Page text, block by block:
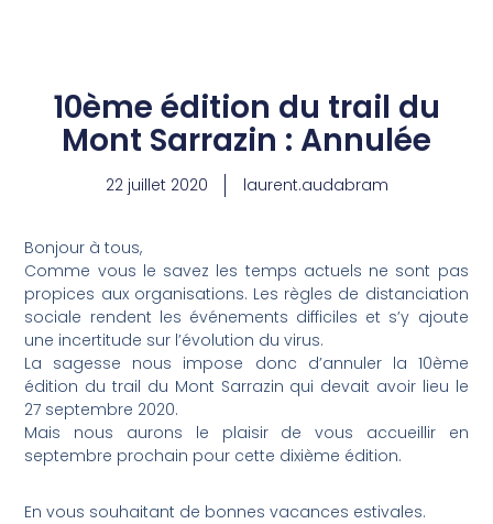
contenu10ème édition du trail du
Mont Sarrazin : Annulée
22 juillet 2020 laurent.audabram
Bonjour à tous,
Comme vous le savez les temps actuels ne sont pas
propices aux organisations. Les règles de distanciation
sociale rendent les événements difficiles et s’y ajoute
une incertitude sur l’évolution du virus.
La sagesse nous impose donc d’annuler la 10ème
édition du trail du Mont Sarrazin qui devait avoir lieu le
27 septembre 2020.
Mais nous aurons le plaisir de vous accueillir en
septembre prochain pour cette dixième édition.
En vous souhaitant de bonnes vacances estivales.